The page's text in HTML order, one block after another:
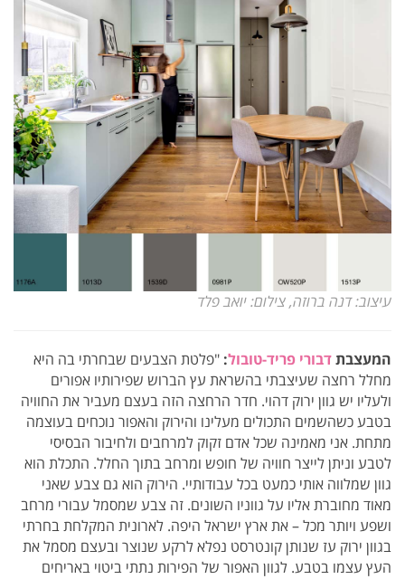
עיצוב: דנה ברוזה, צילום: יואב פלד
המעצבתדבורי פריד-טובול: "פלטת הצבעים שבחרתי בה היא
מחלל רחצה שעיצבתי בהשראת עץ הברוש שפירותיו אפורים
ולעליו יש גוון ירוק דהוי. חדר הרחצה הזה בעצם מעביר את החוויה
בטבע כשהשמים התכולים מעלינו והירוק והאפור נוכחים בעוצמה
מתחת. אני מאמינה שכל אדם זקוק למרחבים ולחיבור הבסיסי
לטבע וניתן לייצר חוויה של חופש ומרחב בתוך החלל. התכלת הוא
גוון שמלווה אותי כמעט בכל עבודותיי. הירוק הוא גם צבע שאני
מאוד מחוברת אליו על גווניו השונים. זה צבע שמסמל עבורי מרחב
ושפע ויותר מכל – את ארץ ישראל היפה. לארונית המקלחת בחרתי
בגוון ירוק עז שנותן קונטרסט נפלא לרקע שנוצר ובעצם מסמל את
העץ עצמו בטבע. לגוון האפור של הפירות נתתי ביטוי באריחים